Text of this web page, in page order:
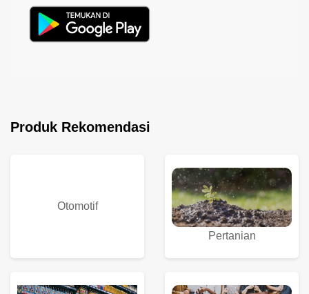
Produk Rekomendasi
Otomotif
Pertanian